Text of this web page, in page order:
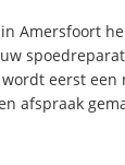
Amersfoort
eerst een
afspraak